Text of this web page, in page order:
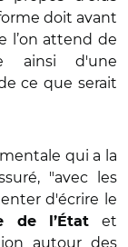
doit avant
l’on attend de
ainsi d'une
ce que serait
qui a la
"avec les
d'écrire le
de l’État
et
autour des